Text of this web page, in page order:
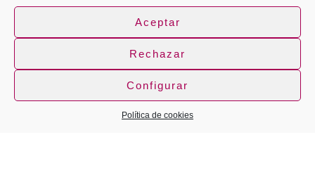
Aceptar
Rechazar
Configurar
Política de cookies